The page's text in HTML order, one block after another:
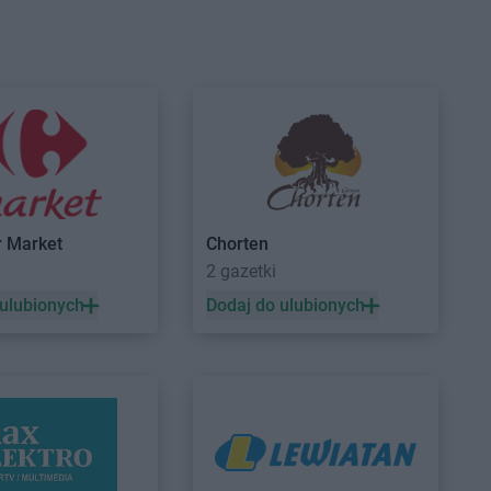
Czarnków
Czchów
Czechowice-
Czernichów
Czersk
Czerwionka-
ROSSMANN Częstochowa
Dynów
Działdowo
Market
Chorten
2 gazetki
Dodaj do ulubionych